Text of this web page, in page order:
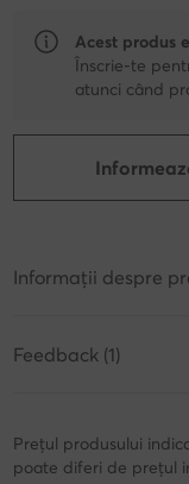
Acest produs
Înscrie-te
atunci când
Informații despre
Feedback (1)
Prețul produsului
poate diferi de prețul